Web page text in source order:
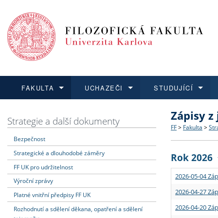
FAKULTA
Dozvědět se více
Struktura
Strategie
Podpora
UCHAZEČI
Podat přihlášku
Co
Učitelské
STUDUJÍCÍ
Dozvědět se více
Rigorózní
Dozvědět se více
O vědě a
Granty a
Dozvědět se více
Aktuální
Strategie a další dokumenty
Bezpečnost
Strategické a dlouhodobé záměry
FF UK pro udržitelnost
Výroční zprávy
Platné vnitřní předpisy FF UK
Rozhodnutí a sdělení děkana, opatření a sdělení
Zápisy
FF > Fakulta >
Rok 2026
2026-05-04
2026-04-27
2026-04-20